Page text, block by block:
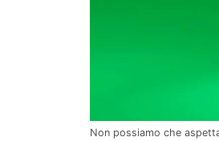
Non possiamo che